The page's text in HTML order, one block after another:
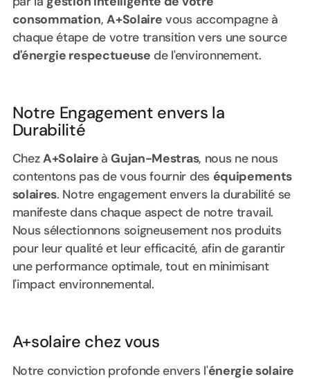
consommation,A+Solaire vous accompagne à
chaque étape de votre transition vers une source
d'énergie respectueuse de l'environnement.
Notre Engagement envers la
Durabilité
ChezA+Solaire àGujan-Mestras, nous ne nous
contentons pas de vous fournir des équipements
solaires. Notre engagement envers la durabilité se
manifeste dans chaque aspect de notre travail.
Nous sélectionnons soigneusement nos produits
pour leur qualité et leur efficacité, afin de garantir
une performance optimale, tout en minimisant
l'impact environnemental.
A+solaire chez vous
Notre conviction profonde envers l'énergie solaire